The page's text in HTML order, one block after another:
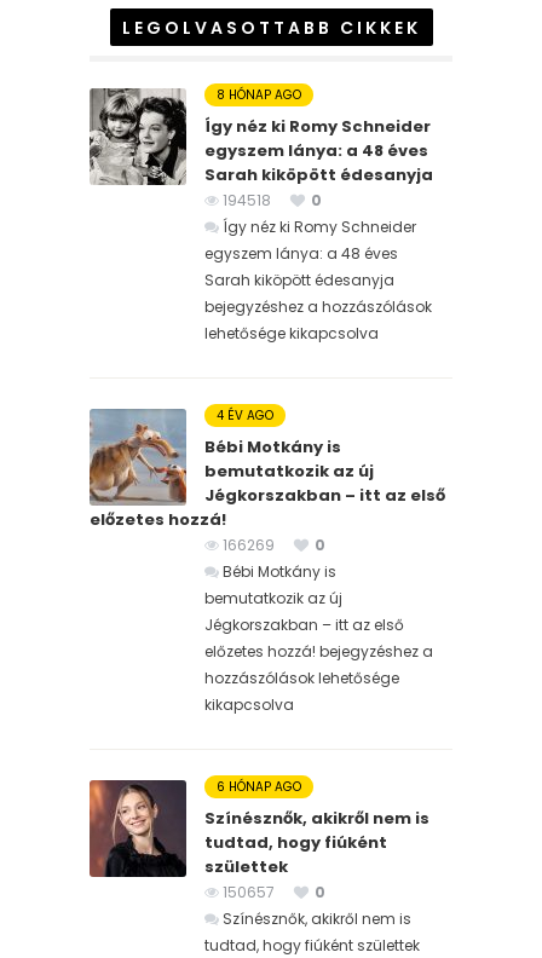
LEGOLVASOTTABB CIKKEK
8 HÓNAP AGO
Így néz ki Romy Schneider
egyszem lánya: a 48 éves
Sarah kiköpött édesanyja
194518
0
Így néz ki Romy Schneider
egyszem lánya: a 48 éves
Sarah kiköpött édesanyja
bejegyzéshez a hozzászólások
lehetősége kikapcsolva
4 ÉV AGO
Bébi Motkány is
bemutatkozik az új
Jégkorszakban – itt az első
előzetes hozzá!
166269
0
Bébi Motkány is
bemutatkozik az új
Jégkorszakban – itt az első
előzetes hozzá! bejegyzéshez a
hozzászólások lehetősége
kikapcsolva
6 HÓNAP AGO
Színésznők, akikről nem is
tudtad, hogy fiúként
születtek
150657
0
Színésznők, akikről nem is
tudtad, hogy fiúként születtek